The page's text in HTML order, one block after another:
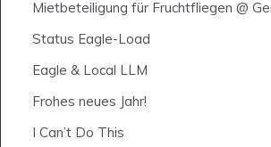
Mietbeteiligung für Fruchtfliegen @
Status Eagle-Load
Eagle & Local LLM
Frohes neues Jahr!
I Can’t Do This